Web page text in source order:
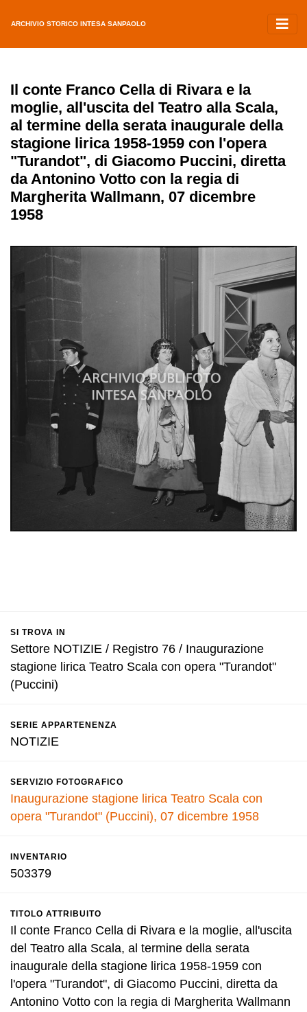
ARCHIVIO STORICO INTESA SANPAOLO
Il conte Franco Cella di Rivara e la
moglie, all'uscita del Teatro alla Scala,
al termine della serata inaugurale della
stagione lirica 1958-1959 con l'opera
"Turandot", di Giacomo Puccini, diretta
da Antonino Votto con la regia di
Margherita Wallmann, 07 dicembre
1958
SI TROVA IN
Settore NOTIZIE / Registro 76 / Inaugurazione
stagione lirica Teatro Scala con opera "Turandot"
(Puccini)
SERIE APPARTENENZA
NOTIZIE
SERVIZIO FOTOGRAFICO
Inaugurazione stagione lirica Teatro Scala con
opera "Turandot" (Puccini), 07 dicembre 1958
INVENTARIO
503379
TITOLO ATTRIBUITO
Il conte Franco Cella di Rivara e la moglie, all'uscita
del Teatro alla Scala, al termine della serata
inaugurale della stagione lirica 1958-1959 con
l'opera "Turandot", di Giacomo Puccini, diretta da
Antonino Votto con la regia di Margherita Wallmann